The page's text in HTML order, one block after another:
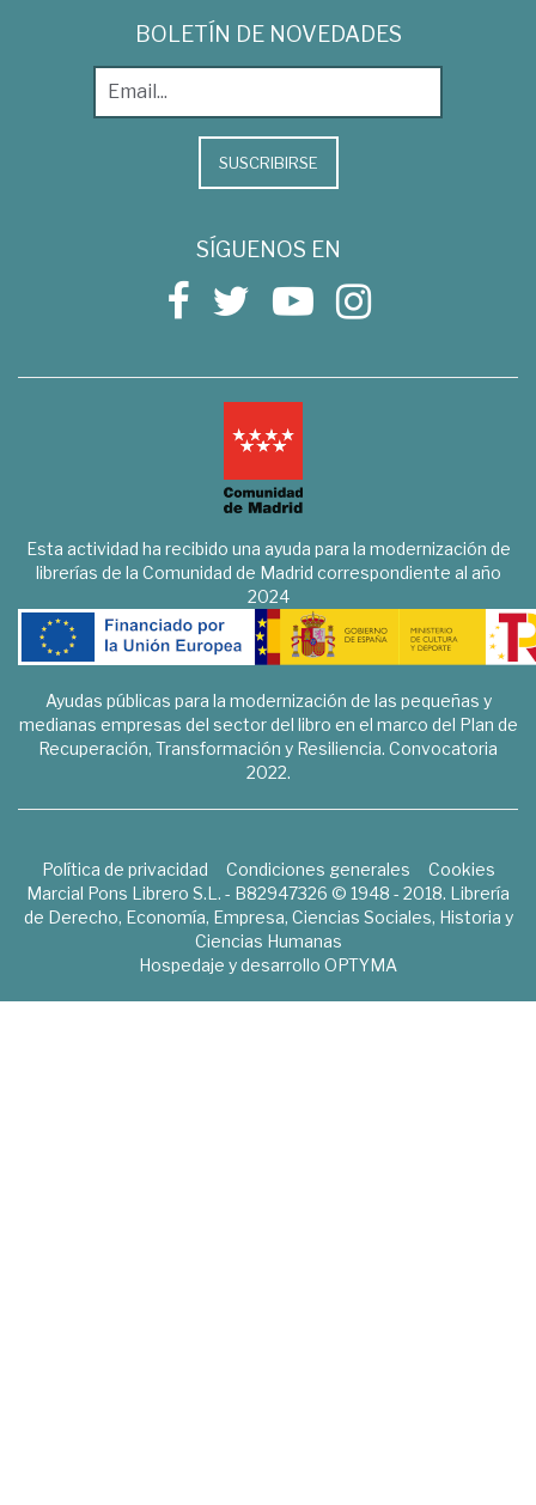
BOLETÍN DE NOVEDADES
SUSCRIBIRSE
SÍGUENOS EN
Esta actividad ha recibido una ayuda para la modernización de
librerías de la Comunidad de Madrid correspondiente al año
2024
Ayudas públicas para la modernización de las pequeñas y
medianas empresas del sector del libro en el marco del Plan de
Recuperación, Transformación y Resiliencia. Convocatoria
2022.
Política de privacidad Condiciones generales
Cookies
Marcial Pons Librero S.L. - B82947326 © 1948 - 2018. Librería
de Derecho, Economía, Empresa, Ciencias Sociales, Historia y
Ciencias Humanas
Hospedaje y desarrollo OPTYMA